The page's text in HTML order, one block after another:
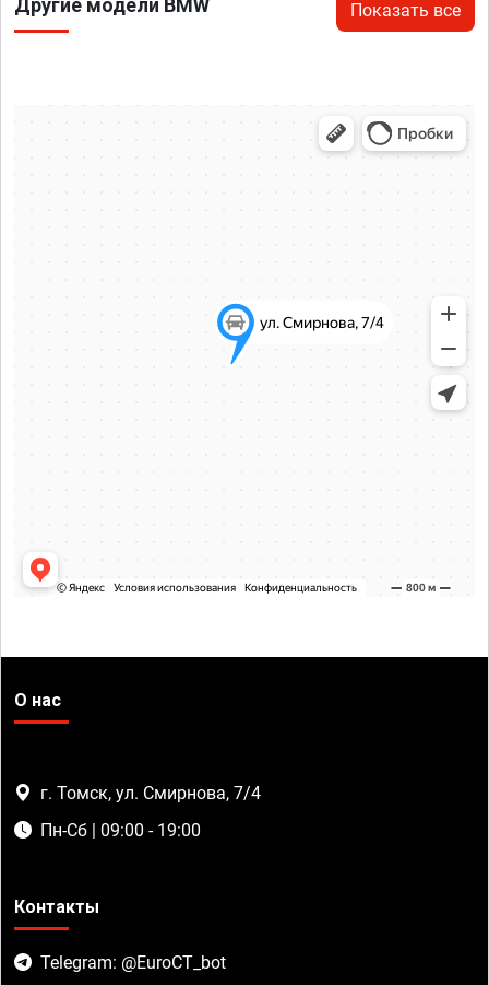
Другие модели BMW Показать все
О нас
г. Томск, ул. Смирнова, 7/4
Пн-Сб | 09:00 - 19:00
Контакты
Telegram: @EuroCT_bot